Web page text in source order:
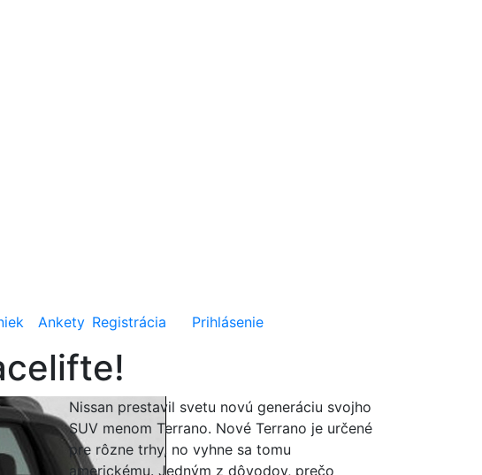
Ankety Registrácia Prihlásenie
Nissan prestavil svetu novú generáciu svojho
SUV menom Terrano. Nové Terrano je určené
pre rôzne trhy, no vyhne sa tomu
americkému. Jedným z dôvodov, prečo